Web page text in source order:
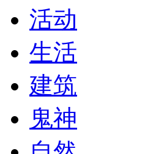
活动
生活
建筑
鬼神